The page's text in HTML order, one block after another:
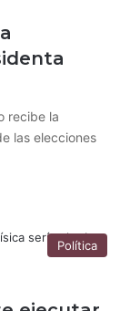
recibe la
las elecciones
Política